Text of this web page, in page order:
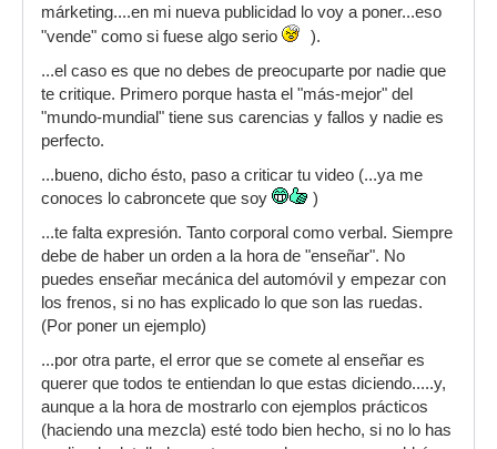
márketing....en mi nueva publicidad lo voy a poner...eso
"vende" como si fuese algo serio
).
...el caso es que no debes de preocuparte por nadie que
te critique. Primero porque hasta el "más-mejor" del
"mundo-mundial" tiene sus carencias y fallos y nadie es
perfecto.
...bueno, dicho ésto, paso a criticar tu video (...ya me
conoces lo cabroncete que soy
)
...te falta expresión. Tanto corporal como verbal. Siempre
debe de haber un orden a la hora de "enseñar". No
puedes enseñar mecánica del automóvil y empezar con
los frenos, si no has explicado lo que son las ruedas.
(Por poner un ejemplo)
...por otra parte, el error que se comete al enseñar es
querer que todos te entiendan lo que estas diciendo.....y,
aunque a la hora de mostrarlo con ejemplos prácticos
(haciendo una mezcla) esté todo bien hecho, si no lo has